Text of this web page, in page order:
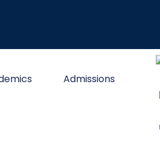
Admissions